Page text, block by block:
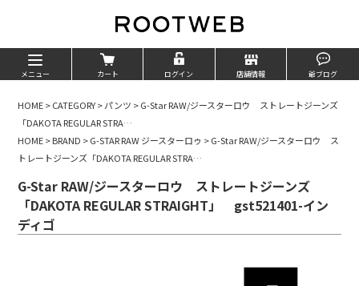
メニュー カート ログイン 店舗情報 爺ブログ
HOME>CATEGORY>パンツ >G-Star RAW/ジースターロウ ストレートジーンズ
「DAKOTA REGULAR STRA…
HOME>BRAND >G-STAR RAW ジースターロゥ >G-Star RAW/ジースターロウ ス
トレートジーンズ「DAKOTA REGULAR STRA…
G-Star RAW/ジースターロウ ストレートジーンズ
「DAKOTA REGULAR STRAIGHT」 gst521401-イン
ディゴ